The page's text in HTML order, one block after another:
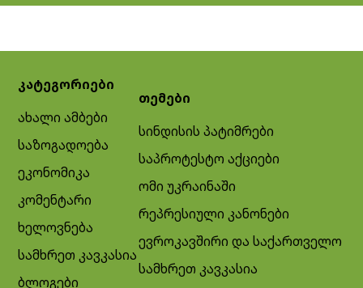
კატეგორიები
ახალი ამბები
საზოგადოება
ეკონომიკა
კომენტარი
ხელოვნება
სამხრეთ კავკასია
ბლოგები
თემები
სინდისის პატიმრები
საპროტესტო აქციები
ომი უკრაინაში
რეპრესიული კანონები
ევროკავშირი და საქართველო
სამხრეთ კავკასია